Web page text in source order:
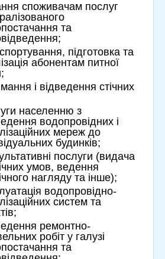
споживачам послуг
та
підготовка та
абонентам питної
і відведення стічних
населенню з
водопровідних і
мереж до
будинків;
послуги (видача
умов, ведення
нагляду та інше);
водопровідно-
систем та
ремонтно-
робіт у галузі
та